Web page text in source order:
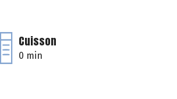
Cuisson
0 min